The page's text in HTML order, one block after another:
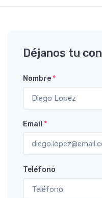
Déjanos tu
Nombre*
Email *
Teléfono